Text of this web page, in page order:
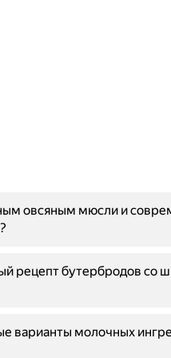
овсяным мюсли и
рецепт бутербродов со
варианты молочных